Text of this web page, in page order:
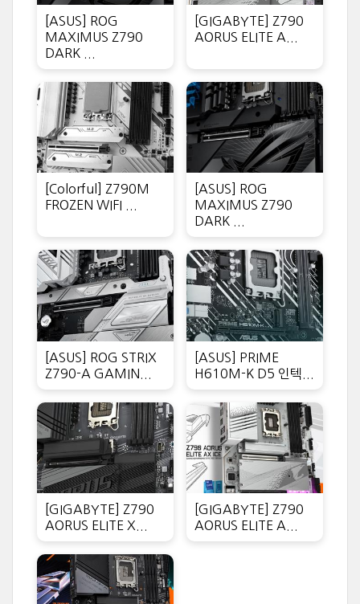
[ASUS] ROG
MAXIMUS Z790
DARK ...
[GIGABYTE] Z790
AORUS ELITE A...
[Colorful] Z790M
FROZEN WIFI ...
[ASUS] ROG
MAXIMUS Z790
DARK ...
[ASUS] ROG STRIX
Z790-A GAMIN...
[ASUS] PRIME
H610M-K D5 인텍...
[GIGABYTE] Z790
AORUS ELITE X...
[GIGABYTE] Z790
AORUS ELITE A...